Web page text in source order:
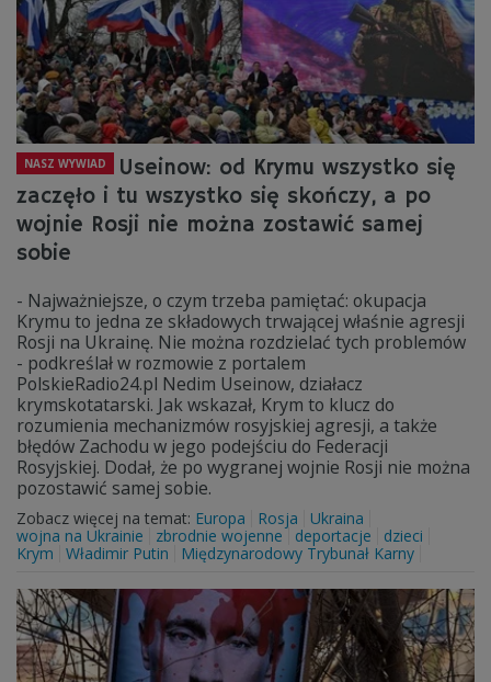
NASZ WYWIAD
Useinow: od Krymu wszystko się
zaczęło i tu wszystko się skończy, a po
wojnie Rosji nie można zostawić samej
sobie
- Najważniejsze, o czym trzeba pamiętać: okupacja
Krymu to jedna ze składowych trwającej właśnie agresji
Rosji na Ukrainę. Nie można rozdzielać tych problemów
- podkreślał w rozmowie z portalem
PolskieRadio24.pl Nedim Useinow, działacz
krymskotatarski. Jak wskazał, Krym to klucz do
rozumienia mechanizmów rosyjskiej agresji, a także
błędów Zachodu w jego podejściu do Federacji
Rosyjskiej. Dodał, że po wygranej wojnie Rosji nie można
pozostawić samej sobie.
Zobacz więcej na temat: Europa Rosja
Ukraina
wojna na Ukrainie
zbrodnie wojenne deportacje
dzieci
Krym
Władimir Putin Międzynarodowy Trybunał Karny